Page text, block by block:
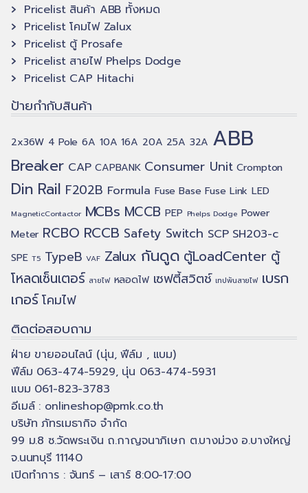
Pricelist สินค้า ABB ทั้งหมด
Pricelist โคมไฟ Zalux
Pricelist ตู้ Prosafe
Pricelist สายไฟ Phelps Dodge
Pricelist CAP Hitachi
ป้ายกำกับสินค้า
2x36W 4 Pole 6A 10A 16A 20A 25A 32A ABB
Breaker CAP CAPBANK Consumer Unit Crompton
Din Rail F202B Formula Fuse Base Fuse Link LED
MagneticContactor MCBs MCCB PEP Phelps Dodge Power
Meter RCBO RCCB Safety Switch SCP SH203-c
SPE T5 TypeB VAF Zalux กันดูด ตู้LoadCenter ตู้
โหลดเซ็นเตอร์ สายไฟ หลอดไฟ เซฟตี้สวิตช์ เทปพันสายไฟ เบรก
เกอร์ โคมไฟ
ติดต่อสอบถาม
ฝ่าย ขายออนไลน์ (นุ่น, ฟีล์ม , แบม)
ฟีล์ม 063-474-5929, นุ่น 063-474-5931
แบม 061-823-3783
อีเมล์ : onlineshop@pmk.co.th
บริษัท ภัทรเมธากิจ จำกัด
99 ม.8 ซ.วัดพระเงิน ถ.กาญจนาภิเษก ต.บางม่วง อ.บางใหญ่
จ.นนทบุรี 11140
เปิดทำการ : จันทร์ – เสาร์ 8:00-17:00